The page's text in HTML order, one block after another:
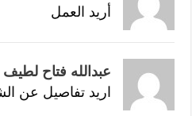
أريد العمل
عبدالله فتاح لطيف
اريد تفاصيل عن